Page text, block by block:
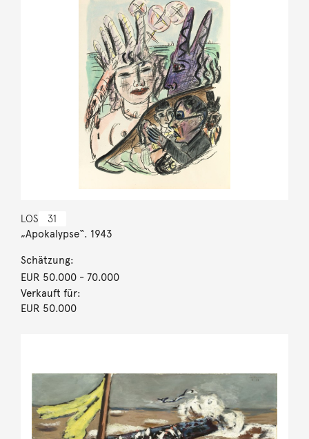
LOS 31
„Apokalypse“. 1943
Schätzung:
EUR 50.000- 70.000
Verkauft für:
EUR 50.000